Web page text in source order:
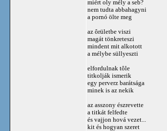
miért oly mély a seb?
nem tudta abbahagyni
a pornó ölte meg
az ôrületbe viszi
magát tönkreteszi
mindent mit alkotott
a mélybe süllyeszti
elfordulnak tôle
titkolják ismerik
egy perverz barátsága
minek is az nekik
az asszony észrevette
a titkát felfedte
és vajjon hová vezet...
kit és hogyan szeret